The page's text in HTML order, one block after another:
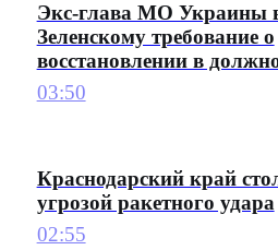
Экс-глава МО Украины
Зеленскому требование о
восстановлении в
03:50
Краснодарский край
угрозой ракетного удара
02:55